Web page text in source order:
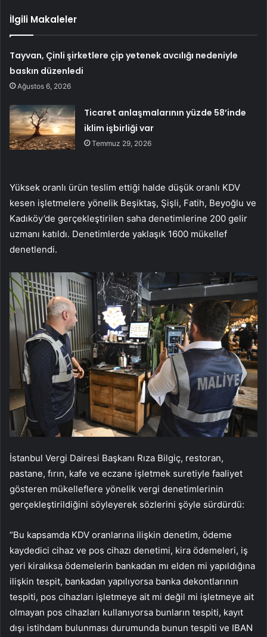
İlgili Makaleler
Tayvan, Çinli şirketlere çip yetenek avcılığı nedeniyle
baskın düzenledi
Ağustos 6, 2026
Ticaret anlaşmalarının yüzde 58’inde
iklim işbirliği var
Temmuz 29, 2026
Yüksek oranlı ürün teslim ettiği halde düşük oranlı KDV
kesen işletmelere yönelik Beşiktaş, Şişli, Fatih, Beyoğlu ve
Kadıköy’de gerçekleştirilen saha denetimlerine 200 gelir
uzmanı katıldı. Denetimlerde yaklaşık 1600 mükellef
denetlendi.
İstanbul Vergi Dairesi Başkanı Rıza Bilgiç, restoran,
pastane, fırın, kafe ve eczane işletmek suretiyle faaliyet
gösteren mükelleflere yönelik vergi denetimlerinin
gerçekleştirildiğini söyleyerek sözlerini şöyle sürdürdü:
“Bu kapsamda KDV oranlarına ilişkin denetim, ödeme
kaydedici cihaz ve pos cihazı denetimi, kira ödemeleri, iş
yeri kiralıksa ödemelerin bankadan mı elden mi yapıldığına
ilişkin tespit, bankadan yapılıyorsa banka dekontlarının
tespiti, pos cihazları işletmeye ait mi değil mi işletmeye ait
olmayan pos cihazları kullanıyorsa bunların tespiti, kayıt
dışı istihdam bulunması durumunda bunun tespiti ve IBAN